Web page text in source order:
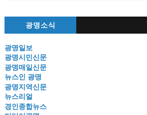
광명소식
광명일보
광명시민신문
광명매일신문
뉴스인 광명
광명지역신문
뉴스리얼
경인종합뉴스